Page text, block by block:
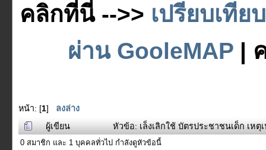
คลิกที่นี่ -->> เปรียบเทีย
ผ่าน GooleMAP |
หน้า: [1] ลงล่าง
ผู้เขียน
หัวข้อ: เล็งเลิกใช้ บัตรประชาชนเด็ก เหตุ
0 สมาชิก และ 1 บุคคลทั่วไป กำลังดูหัวข้อนี้